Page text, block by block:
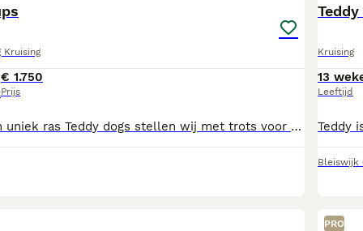
Kruising
€ 1.750
Prijs
Opzoek naar een uniek ras Teddy dogs stellen wij met trots voor aan jullie. Het prachtige nestje is een kruising tussen Korea pomeriaan x chowchow (moeder) en beschikt over een stamboom. De vader is een ras pomeriaan zonder stamboom. De pups zijn 11 weken oud en groeien op in een warme, liefdevolle huiselijke omgeving. Ze wennen aan dagelijkse geluiden, mensen en anders honden, waardoor ze goed gesocialiseerd zijn. Beschikbaar; Crème reutje Choco tan/ orange sable Moeder is aanwezig bij een bezoek. U kunt dan gelijk zien wat voor leuk ras het is. De vader dekreu is niet aanwezig. Alle inentingen gehad, beschikken over paspoort en chip. Er is bij overdracht ook een gezondheidsverklaring van de dierenarts die u mee krijgt. Info ras https: teddydog.nl
Kruising
13
Leeftijd
Bleiswijk
PRO